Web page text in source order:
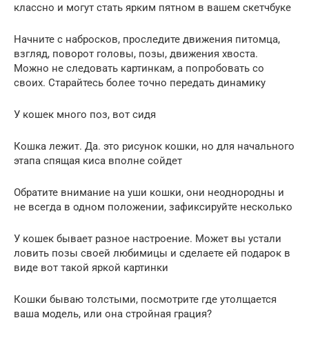
классно и могут стать ярким пятном в вашем скетчбуке
Начните с набросков, проследите движения питомца,
взгляд, поворот головы, позы, движения хвоста.
Можно не следовать картинкам, а попробовать со
своих. Старайтесь более точно передать динамику
У кошек много поз, вот сидя
Кошка лежит. Да. это рисунок кошки, но для начального
этапа спящая киса вполне сойдет
Обратите внимание на уши кошки, они неоднородны и
не всегда в одном положении, зафиксируйте несколько
У кошек бывает разное настроение. Может вы устали
ловить позы своей любимицы и сделаете ей подарок в
виде вот такой яркой картинки
Кошки бываю толстыми, посмотрите где утолщается
ваша модель, или она стройная грация?